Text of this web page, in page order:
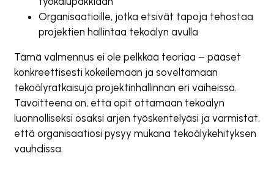
Organisaatioille, jotka etsivät tapoja tehostaa
projektien hallintaa tekoälyn avulla
Tämä valmennus ei ole pelkkää teoriaa – pääset
konkreettisesti kokeilemaan ja soveltamaan
tekoälyratkaisuja projektinhallinnan eri vaiheissa.
Tavoitteena on, että opit ottamaan tekoälyn
luonnolliseksi osaksi arjen työskentelyäsi ja varmistat,
että organisaatiosi pysyy mukana tekoälykehityksen
vauhdissa.